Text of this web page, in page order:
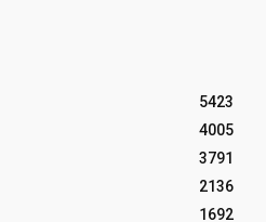
5423
4005
3791
2136
1692